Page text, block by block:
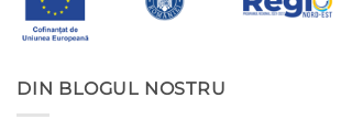
DIN BLOGUL NOSTRU